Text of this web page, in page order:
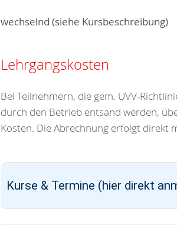
wechselnd (siehe Kursbeschreibung)
Lehrgangskosten
Bei Teilnehmern, die gem. UVV-
durch den Betrieb entsand werden,
Kosten. Die Abrechnung erfolgt direkt
Kurse & Termine (hier direkt